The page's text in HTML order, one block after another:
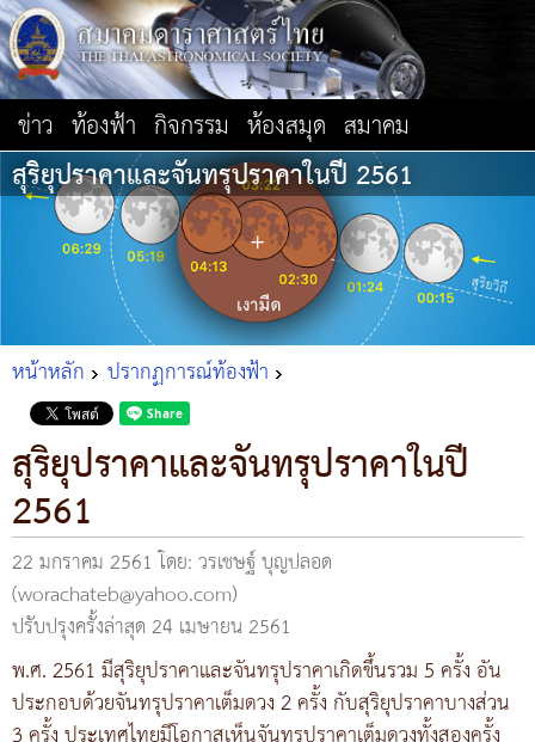
ข่าว ท้องฟ้า กิจกรรม ห้องสมุด สมาคม
สุริยุปราคาและจันทรุปราคาในปี 2561
หน้าหลัก ปรากฏการณ์ท้องฟ้า
สุริยุปราคาและจันทรุปราคาในปี
2561
22 มกราคม 2561 โดย: วรเชษฐ์ บุญปลอด
(worachateb@yahoo.com)
ปรับปรุงครั้งล่าสุด 24 เมษายน 2561
พ.ศ. 2561 มีสุริยุปราคาและจันทรุปราคาเกิดขึ้นรวม 5 ครั้ง อัน
ประกอบด้วยจันทรุปราคาเต็มดวง 2 ครั้ง กับสุริยุปราคาบางส่วน